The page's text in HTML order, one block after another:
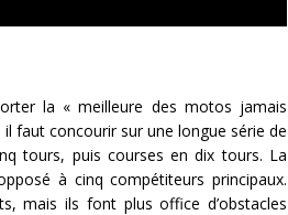
la « meilleure des motos jamais
faut concourir sur une longue série de
tours, puis courses en dix tours. La
à cinq compétiteurs principaux.
mais ils font plus office d’obstacles